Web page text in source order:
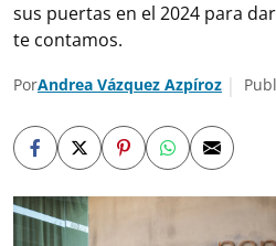
sus puertas en el 2024 para
te contamos.
PorAndrea Vázquez Azpíroz